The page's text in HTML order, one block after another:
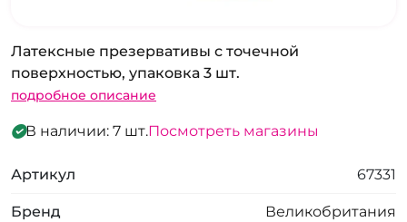
Латексные презервативы с точечной
поверхностью, упаковка 3 шт.
подробное описание
В наличии: 7 шт.Посмотреть магазины
Артикул 67331
Бренд Великобритания